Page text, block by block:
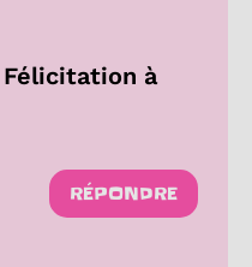
à
réactions
RÉPONDRE